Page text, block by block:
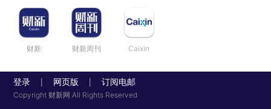
财新 财新周刊 Caixin
登录 网页版 订阅电邮
Copyright 财新网 All Rights Reserved